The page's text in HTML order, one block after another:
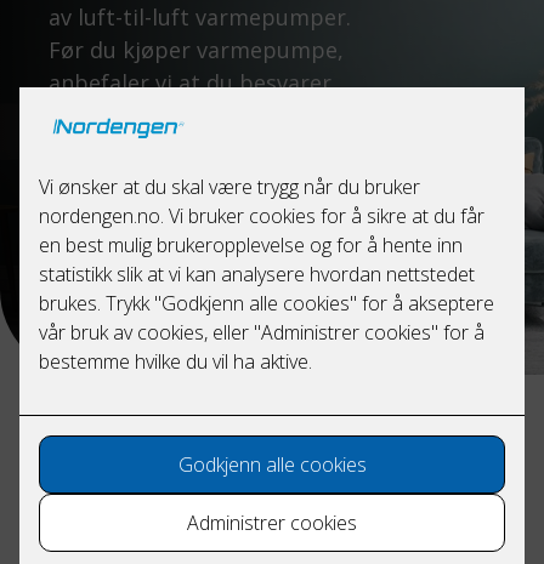
av luft-til-luft varmepumper.
Før du kjøper varmepumpe,
anbefaler vi at du besvarer
spørsmålene under eller da
kan ta kontakt med oss, så
hjelper vi deg.
Kontakt oss
Spørsmål ved kjøp av
varmepumpe
Under finner du spørsmål vi anbefaler du svarer på før
du kjøper luft-til-luft-varmepumpe. Svarene vil hjelpe deg